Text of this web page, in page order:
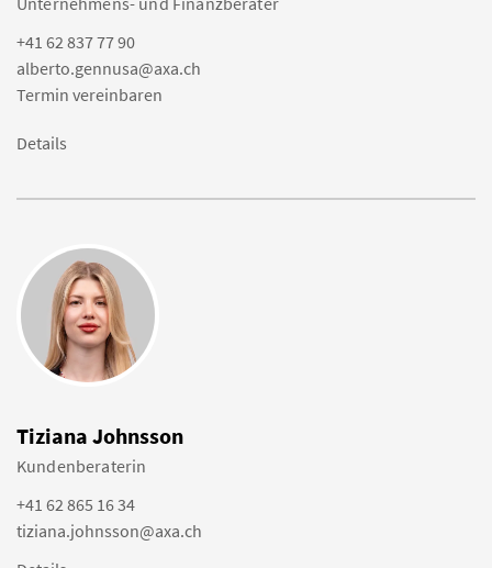
+41 62 837 77 90
alberto.gennusa@axa.ch
Termin vereinbaren
Details
Tiziana Johnsson
Kundenberaterin
+41 62 865 16 34
tiziana.johnsson@axa.ch